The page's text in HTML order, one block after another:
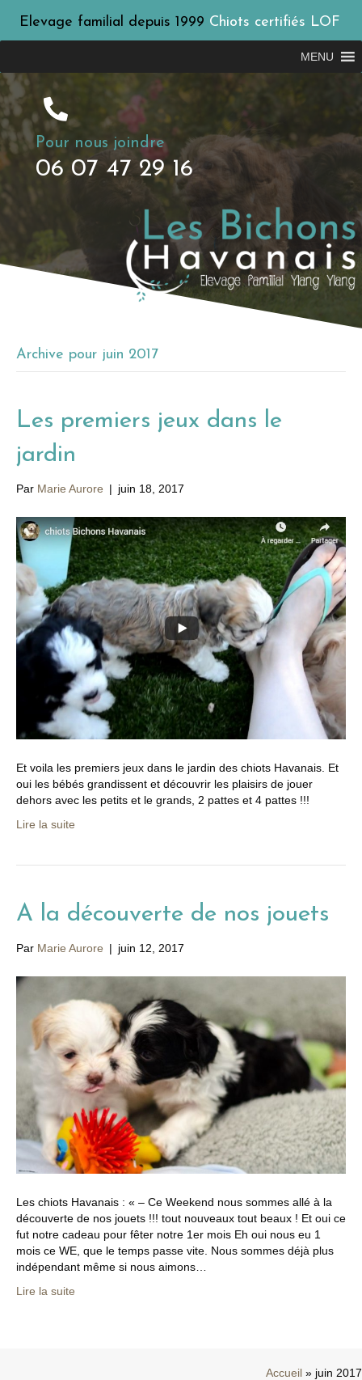
Elevage familial depuis 1999 Chiots certifiés LOF
MENU
Pour nous joindre
06 07 47 29 16
Archive pour juin 2017
Les premiers jeux dans le
jardin
Par Marie Aurore | juin 18, 2017
Et voila les premiers jeux dans le jardin des chiots Havanais. Et
oui les bébés grandissent et découvrir les plaisirs de jouer
dehors avec les petits et le grands, 2 pattes et 4 pattes !!!
Lire la suite
A la découverte de nos jouets
Par Marie Aurore | juin 12, 2017
Les chiots Havanais : « – Ce Weekend nous sommes allé à la
découverte de nos jouets !!! tout nouveaux tout beaux ! Et oui ce
fut notre cadeau pour fêter notre 1er mois Eh oui nous eu 1
mois ce WE, que le temps passe vite. Nous sommes déjà plus
indépendant même si nous aimons…
Lire la suite
Accueil » juin 2017